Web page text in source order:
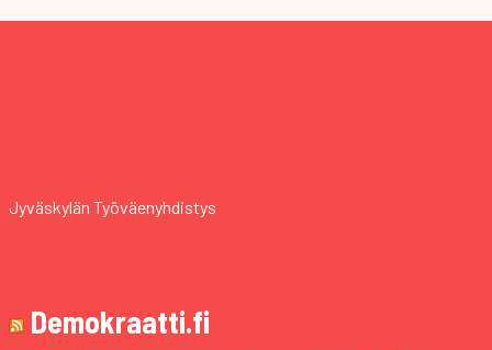
Jyväskylän Työväenyhdistys
Demokraatti.fi